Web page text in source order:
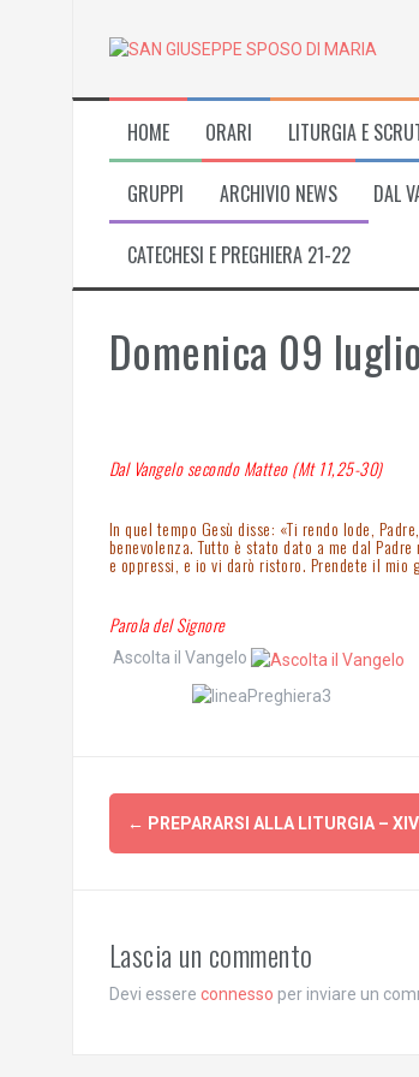
HOME ORARI LITURGIA E
GRUPPI ARCHIVIO NEWS DAL
CATECHESI E PREGHIERA 21-22
Domenica 09
Dal Vangelo secondo Matteo (Mt 11,25-30)
In quel tempo Gesù disse: «Ti rendo lode,
benevolenza. Tutto è stato dato a me dal
e oppressi, e io vi darò ristoro. Prendete il
Parola del Signore
Ascolta il Vangelo
Post
navigation
← PREPARARSI ALLA LITURGIA –
Lascia un commento
Devi essere connesso per inviare un